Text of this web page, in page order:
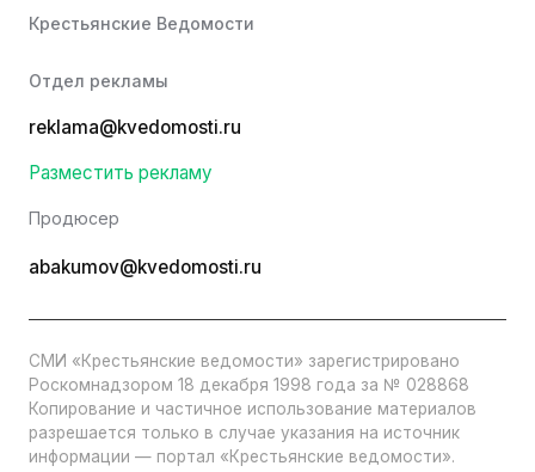
Крестьянские Ведомости
Отдел рекламы
reklama@kvedomosti.ru
Разместить рекламу
Продюсер
abakumov@kvedomosti.ru
СМИ «Крестьянские ведомости» зарегистрировано
Роскомнадзором 18 декабря 1998 года за № 028868
Копирование и частичное использование материалов
разрешается только в случае указания на источник
информации — портал «Крестьянские ведомости».